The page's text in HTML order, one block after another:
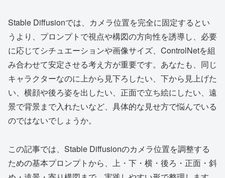
Stable Diffusionでは、カメラ位置を完全に固定するとい
うより、プロンプトで視点や構図の方向性を誘導し、必要
に応じてシチュエーションや画像サイズ、ControlNetを組
み合わせて安定させる考え方が重要です。あなたも、同じ
キャラクターなのに上から見下ろしたい、下から見上げた
い、横顔や後ろ姿を出したい、正面で立ち絵にしたい、遠
景で背景まで入れたいなど、具体的な見せ方で悩んでいる
のではないでしょうか。
この記事では、Stable Diffusionのカメラ位置を調整する
ための基本プロンプトから、上・下・横・後ろ・正面・斜